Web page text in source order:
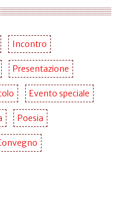
Incontro
Presentazione
Evento speciale
Poesia